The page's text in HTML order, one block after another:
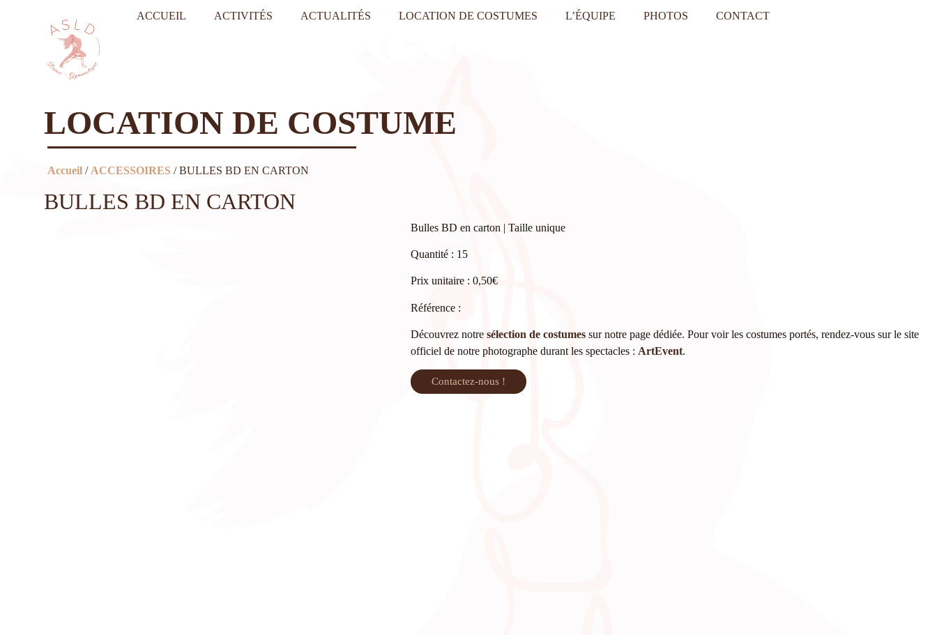
ACCUEIL ACTIVITÉS ACTUALITÉS LOCATION DE COSTUMES L’ÉQUIPE PHOTOS CONTACT
LOCATION DE COSTUME
Accueil / ACCESSOIRES / BULLES BD EN CARTON
BULLES BD EN CARTON
Bulles BD en carton | Taille unique
Quantité : 15
Prix unitaire : 0,50€
Référence :
Découvrez notre sélection de costumessur notre page dédiée. Pour voir les costumes portés, rendez-vous sur le site
officiel de notre photographe durant les spectacles : ArtEvent.
Contactez-nous !